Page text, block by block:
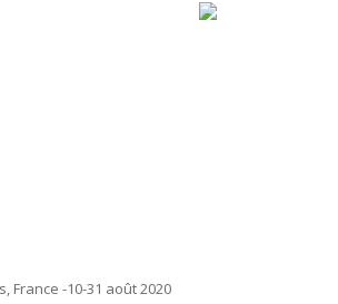
France -10-31 août 2020